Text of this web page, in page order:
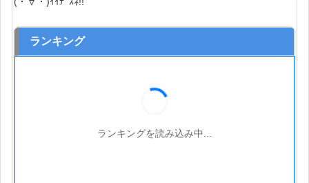
ランキング
ランキングを読み込み中...